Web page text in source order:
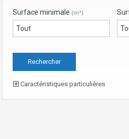
Surface minimale (m²)
Caractéristiques particulières